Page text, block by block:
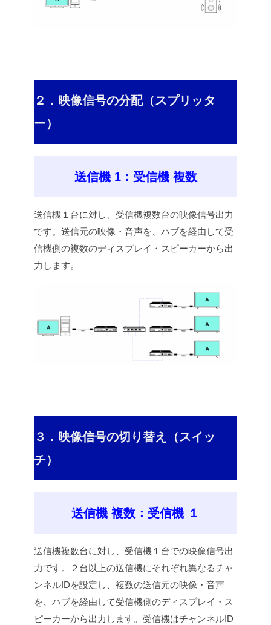
２．映像信号の分配（スプリッタ
ー）
送信機 1：受信機 複数
送信機１台に対し、受信機複数台の映像信号出力
です。送信元の映像・音声を、ハブを経由して受
信機側の複数のディスプレイ・スピーカーから出
力します。
３．映像信号の切り替え（スイッ
チ）
送信機 複数：受信機 １
送信機複数台に対し、受信機１台での映像信号出
力です。２台以上の送信機にそれぞれ異なるチャ
ンネルIDを設定し、複数の送信元の映像・音声
を、ハブを経由して受信機側のディスプレイ・ス
ピーカーから出力します。受信機はチャンネルID